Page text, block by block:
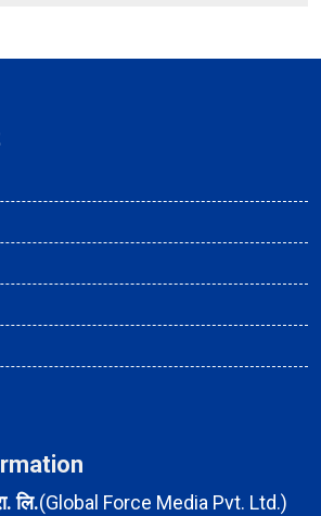
लि.(Global Force Media Pvt. Ltd.)